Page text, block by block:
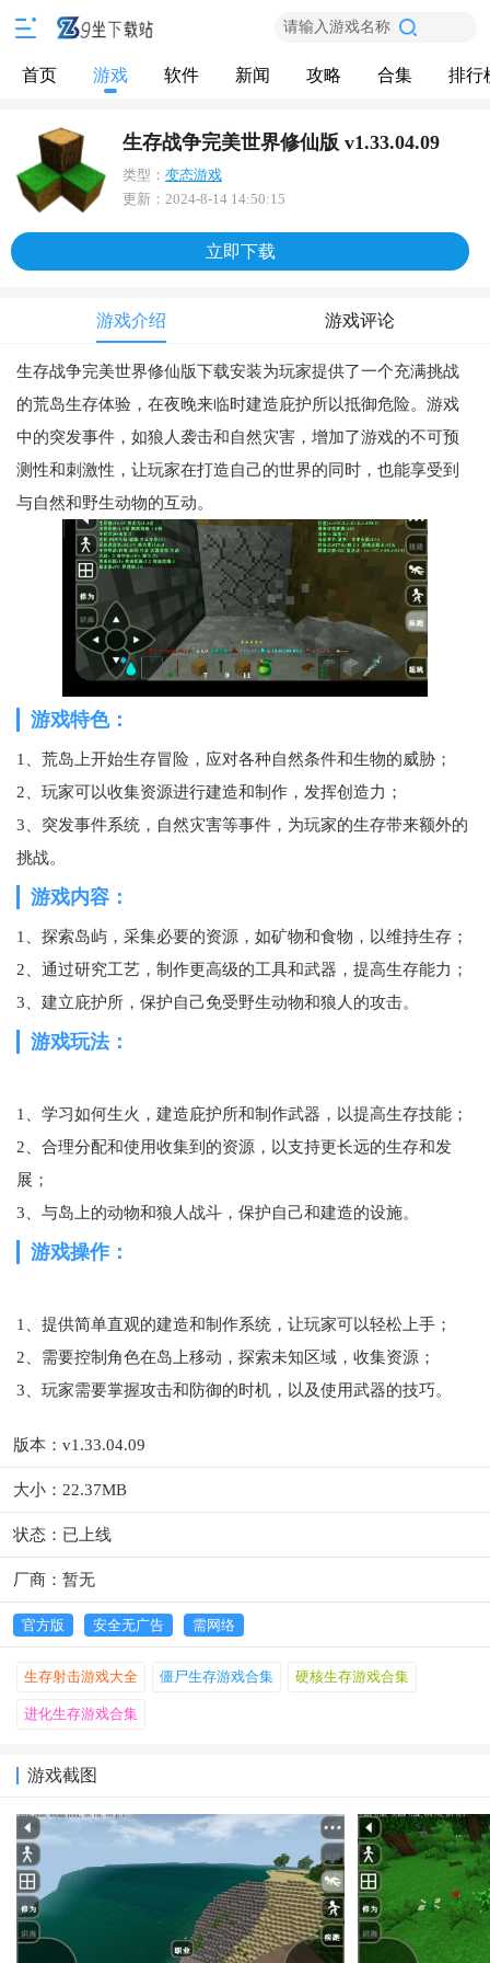
请输入游戏名称
首页 游戏 软件 新闻 攻略 合集 排行
生存战争完美世界修仙版 v1.33.04.09
类型： 变态游戏
更新： 2024-8-14 14:50:15
立即下载
游戏介绍 游戏评论
生存战争完美世界修仙版下载安装为玩家提供了一个充满挑战
的荒岛生存体验，在夜晚来临时建造庇护所以抵御危险。游戏
中的突发事件，如狼人袭击和自然灾害，增加了游戏的不可预
测性和刺激性，让玩家在打造自己的世界的同时，也能享受到
与自然和野生动物的互动。
游戏特色：
1、荒岛上开始生存冒险，应对各种自然条件和生物的威胁；
2、玩家可以收集资源进行建造和制作，发挥创造力；
3、突发事件系统，自然灾害等事件，为玩家的生存带来额外的
挑战。
游戏内容：
1、探索岛屿，采集必要的资源，如矿物和食物，以维持生存；
2、通过研究工艺，制作更高级的工具和武器，提高生存能力；
3、建立庇护所，保护自己免受野生动物和狼人的攻击。
游戏玩法：
1、学习如何生火，建造庇护所和制作武器，以提高生存技能；
2、合理分配和使用收集到的资源，以支持更长远的生存和发
展；
3、与岛上的动物和狼人战斗，保护自己和建造的设施。
游戏操作：
1、提供简单直观的建造和制作系统，让玩家可以轻松上手；
2、需要控制角色在岛上移动，探索未知区域，收集资源；
3、玩家需要掌握攻击和防御的时机，以及使用武器的技巧。
版本：v1.33.04.09
大小：22.37MB
状态：已上线
厂商：暂无
官方版 安全无广告 需网络
生存射击游戏大全 僵尸生存游戏合集 硬核生存游戏合集
进化生存游戏合集
游戏截图